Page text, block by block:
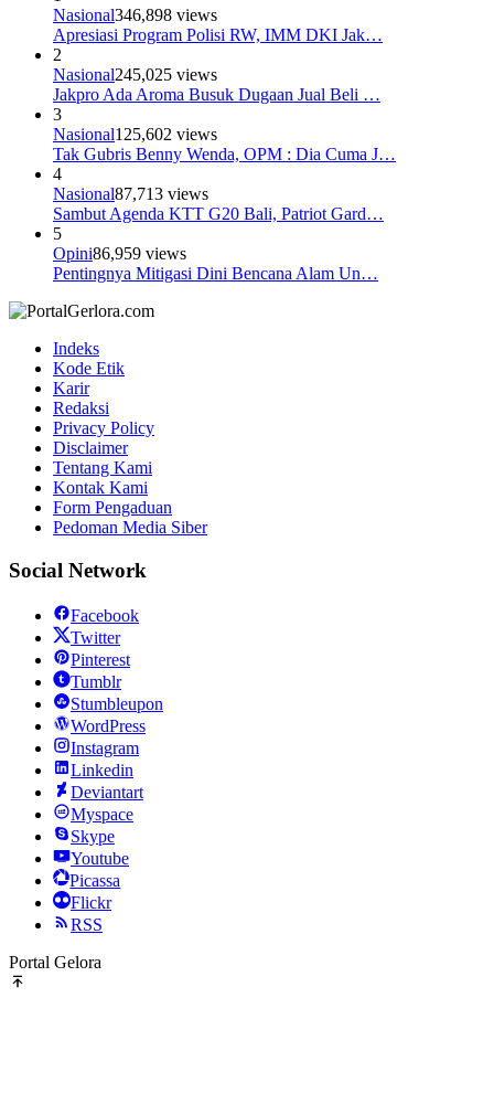
Nasional346,898 views
Apresiasi Program Polisi RW, IMM DKI Jak…
2
Nasional245,025 views
Jakpro Ada Aroma Busuk Dugaan Jual Beli …
3
Nasional125,602 views
Tak Gubris Benny Wenda, OPM : Dia Cuma J…
4
Nasional87,713 views
Sambut Agenda KTT G20 Bali, Patriot Gard…
5
Opini86,959 views
Pentingnya Mitigasi Dini Bencana Alam Un…
Indeks
Kode Etik
Karir
Redaksi
Privacy Policy
Disclaimer
Tentang Kami
Kontak Kami
Form Pengaduan
Pedoman Media Siber
Social Network
Facebook
Twitter
Pinterest
Tumblr
Stumbleupon
WordPress
Instagram
Linkedin
Deviantart
Myspace
Skype
Youtube
Picassa
Flickr
RSS
Portal Gelora